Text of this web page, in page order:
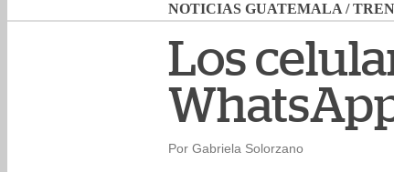
NOTICIAS GUATEMALA /
Los
Por Gabriela Solorzano